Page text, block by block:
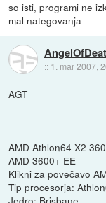
so isti, programi ne
mal nategovanja
:: 1. mar 2007,
AGT
AMD Athlon64 X2
AMD 3600+ EE
Klikni za povečavo
Tip procesorja: